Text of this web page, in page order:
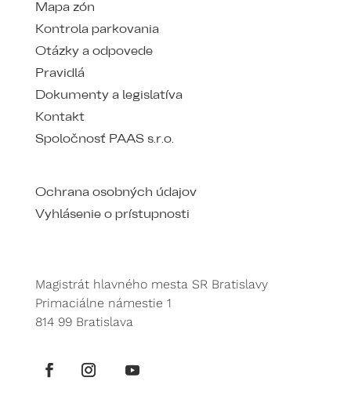
Mapa zón
Kontrola parkovania
Otázky a odpovede
Pravidlá
Dokumenty a legislatíva
Kontakt
Spoločnosť PAAS s.r.o.
Ochrana osobných údajov
Vyhlásenie o prístupnosti
Magistrát hlavného mesta SR Bratislavy
Primaciálne námestie 1
814 99 Bratislava